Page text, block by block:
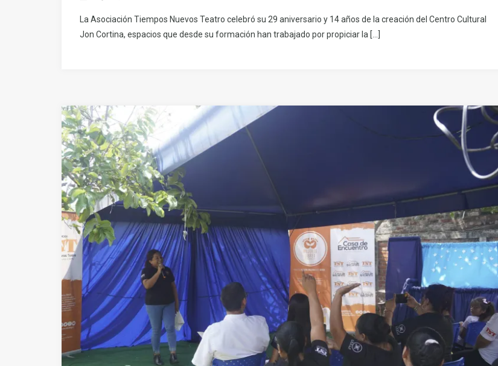
La Asociación Tiempos Nuevos Teatro celebró su 29 aniversario y 14 años de la creación del Centro Cultural
Jon Cortina, espacios que desde su formación han trabajado por propiciar la […]